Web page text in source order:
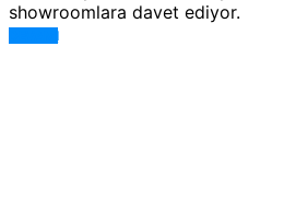
showroomlara davet ediyor.
DEVAMI